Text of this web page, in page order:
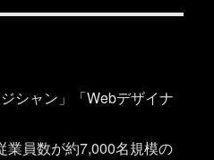
シャン」「Webデザイナ
業員数が約7,000名規模の